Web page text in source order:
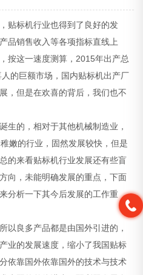
贴标机行业也得到了良好的发
品销售收入等各项指标直线上
按这一速度测算，2015年出产总
的巨额市场，国内贴标机出产厂
，但是在欢喜的背后，我们也不
生的，相对于其他机械制造业，
嫩的行业，固然发展较快，但是
的来看贴标机行业发展还有些盲
向，未能明确发展的重点，下面
分析一下其今后发展的工作重
以良多产品都是由国外引进的，
业的发展速度，缩小了我国贴标
依靠国外依靠国外的技术与技术